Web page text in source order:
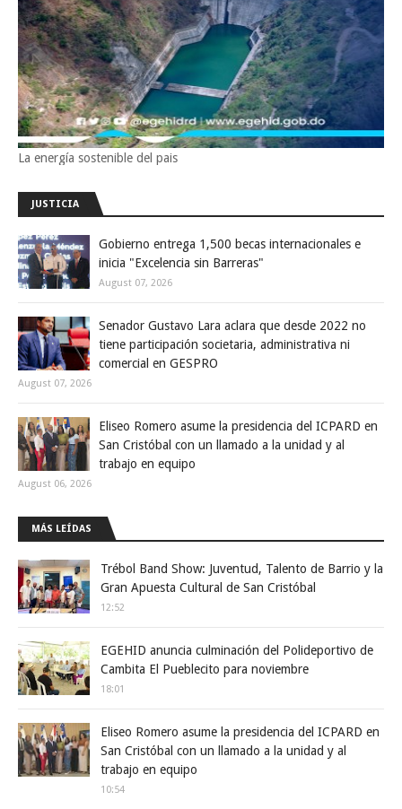
La energía sostenible del pais
JUSTICIA
Gobierno entrega 1,500 becas internacionales e
inicia "Excelencia sin Barreras"
August 07, 2026
Senador Gustavo Lara aclara que desde 2022 no
tiene participación societaria, administrativa ni
comercial en GESPRO
August 07, 2026
Eliseo Romero asume la presidencia del ICPARD en
San Cristóbal con un llamado a la unidad y al
trabajo en equipo
August 06, 2026
MÁS LEÍDAS
Trébol Band Show: Juventud, Talento de Barrio y la
Gran Apuesta Cultural de San Cristóbal
12:52
EGEHID anuncia culminación del Polideportivo de
Cambita El Pueblecito para noviembre
18:01
Eliseo Romero asume la presidencia del ICPARD en
San Cristóbal con un llamado a la unidad y al
trabajo en equipo
10:54